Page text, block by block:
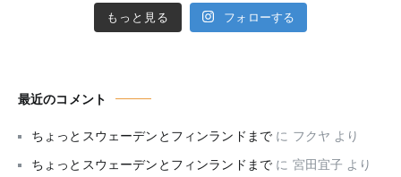
もっと見る フォローする
最近のコメント
ちょっとスウェーデンとフィンランドまで に フクヤ より
ちょっとスウェーデンとフィンランドまで に 宮田宜子 より